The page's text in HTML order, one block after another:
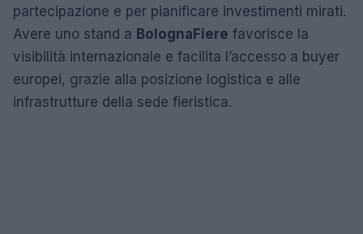
partecipazione e per pianificare investimenti mirati.
Avere uno stand a BolognaFiere favorisce la
visibilità internazionale e facilita l’accesso a buyer
europei, grazie alla posizione logistica e alle
infrastrutture della sede fieristica.